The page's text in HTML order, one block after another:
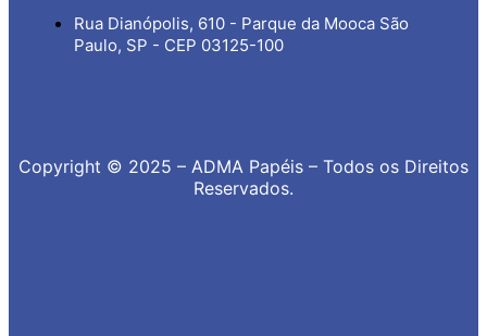
Rua Dianópolis, 610 - Parque da Mooca São
Paulo, SP - CEP 03125-100
Copyright © 2025 – ADMA Papéis – Todos os Direitos
Reservados.